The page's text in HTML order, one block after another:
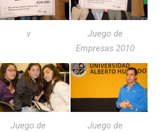
v
Juego de
Empresas 2010
Juego de
Juego de